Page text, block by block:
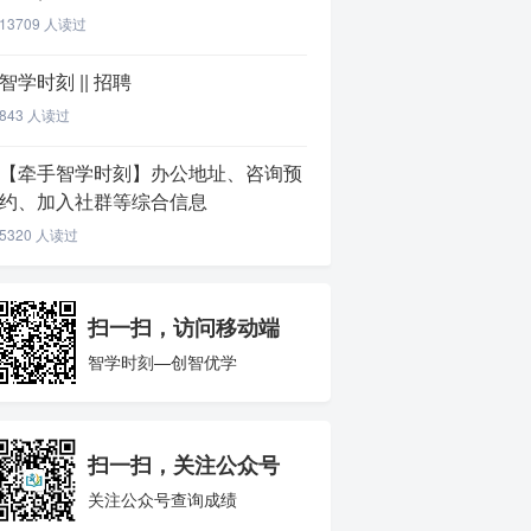
人读过
学时刻 || 招聘
人读过
牵手智学时刻】办公地址、咨询预
、加入社群等综合信息
人读过
扫一扫，访问移动端
智学时刻—创智优学
扫一扫，关注公众号
关注公众号查询成绩